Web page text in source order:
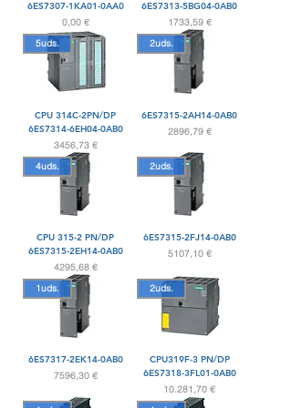
6ES7307-1KA01-0AA0
Precio
0,00 €
6ES7313-5BG04-0AB0
Precio
1733,59 €
5uds.
CPU 314C-2PN/DP
6ES7314-6EH04-0AB0
Precio
3456,73 €
2uds.
6ES7315-2AH14-0AB0
Precio
2896,79 €
4uds.
CPU 315-2 PN/DP
6ES7315-2EH14-0AB0
Precio
4295,68 €
2uds.
6ES7315-2FJ14-0AB0
Precio
5107,10 €
1uds.
6ES7317-2EK14-0AB0
Precio
7596,30 €
2uds.
CPU319F-3 PN/DP
6ES7318-3FL01-0AB0
Precio
10.281,70 €